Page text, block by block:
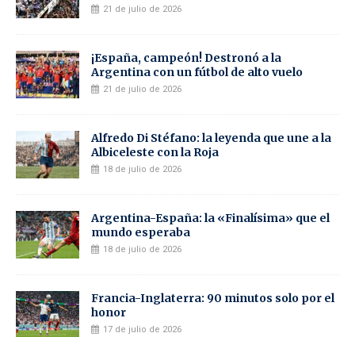
21 de julio de 2026
¡España, campeón! Destronó a la
Argentina con un fútbol de alto vuelo
21 de julio de 2026
Alfredo Di Stéfano: la leyenda que une a la
Albiceleste con la Roja
18 de julio de 2026
Argentina-España: la «Finalísima» que el
mundo esperaba
18 de julio de 2026
Francia-Inglaterra: 90 minutos solo por el
honor
17 de julio de 2026